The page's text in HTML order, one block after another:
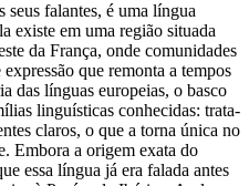
seus falantes, é uma língua
existe em uma região situada
da França, onde comunidades
que remonta a tempos
das línguas europeias, o basco
linguísticas conhecidas: trata-
claros, o que a torna única no
Embora a origem exata do
essa língua já era falada antes